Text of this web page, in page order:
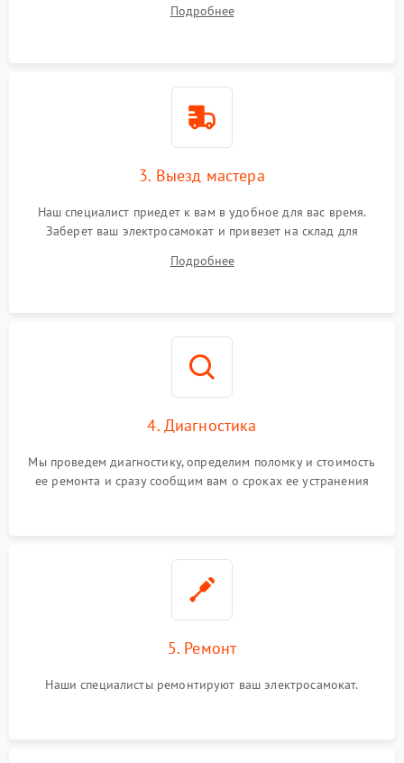
Подробнее
3. Выезд мастера
Наш специалист приедет к вам в удобное для вас время.
Заберет ваш электросамокат и привезет на склад для
Подробнее
4. Диагностика
Мы проведем диагностику, определим поломку и стоимость
ее ремонта и сразу сообщим вам о сроках ее устранения
5. Ремонт
Наши специалисты ремонтируют ваш электросамокат.